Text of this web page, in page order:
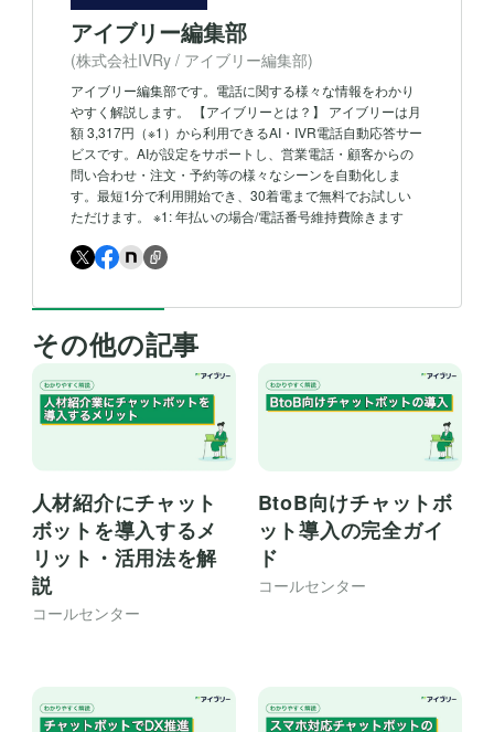
アイブリー編集部
(株式会社IVRy / アイブリー編集部)
アイブリー編集部です。電話に関する様々な情報をわかり
やすく解説します。 【アイブリーとは？】 アイブリーは月
額 3,317円（※1）から利用できるAI・IVR電話自動応答サー
ビスです。AIが設定をサポートし、営業電話・顧客からの
問い合わせ・注文・予約等の様々なシーンを自動化しま
す。最短1分で利用開始でき、30着電まで無料でお試しい
ただけます。 ※1: 年払いの場合/電話番号維持費除きます
その他の記事
人材紹介にチャット
ボットを導入するメ
リット・活用法を解
説
コールセンター
BtoB向けチャットボ
ット導入の完全ガイ
ド
コールセンター